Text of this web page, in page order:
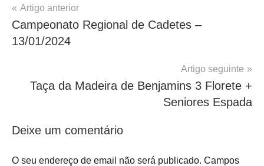
Navegação
de
artigos
Artigo anterior
Campeonato Regional de Cadetes –
13/01/2024
Artigo seguinte
Taça da Madeira de Benjamins 3 Florete +
Seniores Espada
Deixe um comentário
O seu endereço de email não será publicado. Campos